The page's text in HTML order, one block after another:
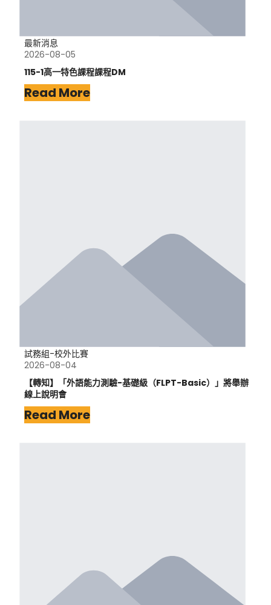
最新消息
2026-08-05
115-1高一特色課程課程DM
Read More
試務組-校外比賽
2026-08-04
【轉知】「外語能力測驗-基礎級（FLPT-Basic）」將舉辦
線上說明會
Read More